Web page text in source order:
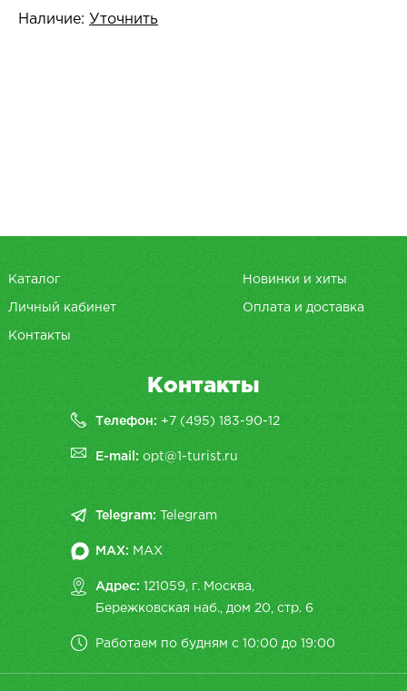
Наличие: Уточнить
Каталог Новинки и хиты
Личный кабинет Оплата и доставка
Контакты
Контакты
Телефон: +7 (495) 183-90-12
E-mail:opt@1-turist.ru
Telegram: Telegram
MAX: MAX
Адрес: 121059, г. Москва,
Бережковская наб., дом 20, cтр. 6
Работаем по будням с 10:00 до 19:00